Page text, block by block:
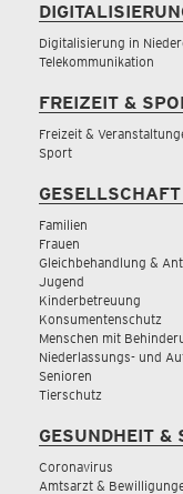
Digitalisierung in
Telekommunikation
FREIZEIT &
Freizeit &
Sport
Familien
Frauen
Gleichbehandlung &
Jugend
Kinderbetreuung
Konsumentenschutz
Menschen mit
Niederlassungs- und
Senioren
Tierschutz
GESUNDHEIT &
Coronavirus
Amtsarzt &